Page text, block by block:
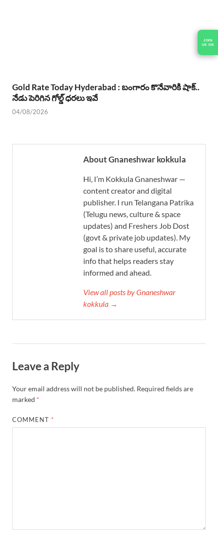
Gold Rate Today Hyderabad : బంగారం కొనేవారికి షాక్..
నేడు పెరిగిన గోల్డ్ ధరలు ఇవే
04/08/2026
About Gnaneshwar kokkula
Hi, I’m Kokkula Gnaneshwar —
content creator and digital
publisher. I run Telangana Patrika
(Telugu news, culture & space
updates) and Freshers Job Dost
(govt & private job updates). My
goal is to share useful, accurate
info that helps readers stay
informed and ahead.
View all posts by Gnaneshwar
kokkula →
Leave a Reply
Your email address will not be published. Required fields are
marked *
COMMENT *